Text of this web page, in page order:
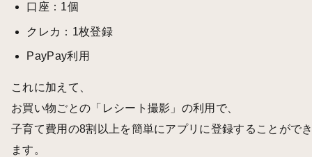
口座：1個
クレカ：1枚登録
PayPay利用
これに加えて、
お買い物ごとの「レシート撮影」の利用で、
子育て費用の8割以上を簡単にアプリに登録することがで
ます。